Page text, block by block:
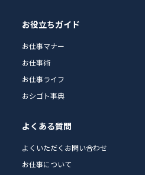
お役立ちガイド
お仕事マナー
お仕事術
お仕事ライフ
おシゴト事典
よくある質問
よくいただくお問い合わせ
お仕事について